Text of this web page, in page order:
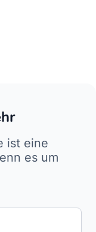
ist eine
es um